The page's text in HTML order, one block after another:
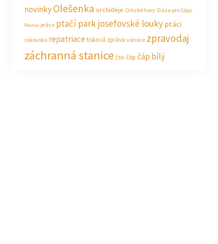
novinkyOlešenka orchideje Orlické hory Oáza pro čápy
Pastva práce ptačí park josefovské louky ptáci
rakousko repatriacetisková zpráva vánoce zpravodaj
záchranná stanice čso čáp čáp bílý